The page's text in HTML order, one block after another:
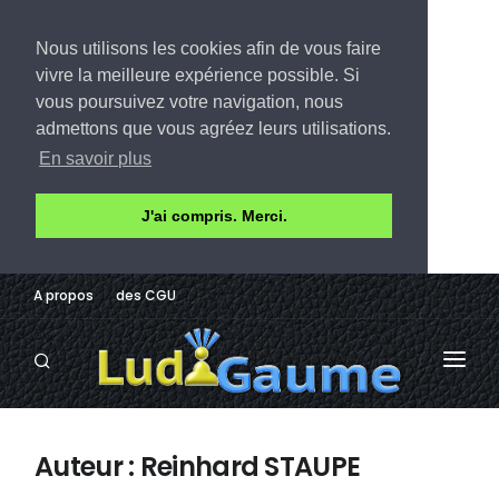
Nous utilisons les cookies afin de vous faire
vivre la meilleure expérience possible. Si
vous poursuivez votre navigation, nous
admettons que vous agréez leurs utilisations.
En savoir plus
J'ai compris. Merci.
A propos des CGU
LUDOTHÈQUE
AVIS
Auteur : Reinhard STAUPE